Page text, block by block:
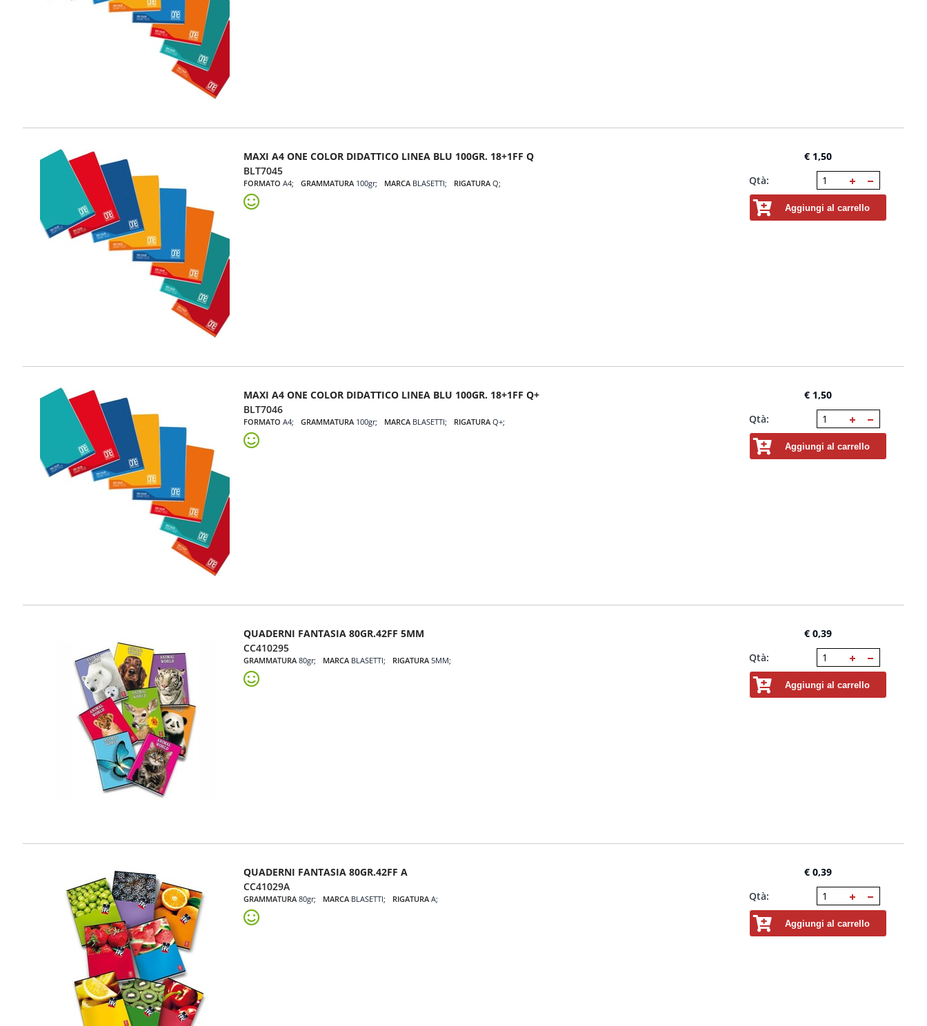
MAXI A4 ONE COLOR DIDATTICO LINEA BLU 100GR. 18+1FF Q
BLT7045
FORMATO A4 GRAMMATURA 100gr MARCA BLASETTI RIGATURA Q
€ 1,50
Qtà:
Aggiungi al carrello
MAXI A4 ONE COLOR DIDATTICO LINEA BLU 100GR. 18+1FF Q+
BLT7046
FORMATO A4 GRAMMATURA 100gr MARCA BLASETTI RIGATURA Q+
€ 1,50
Qtà:
Aggiungi al carrello
QUADERNI FANTASIA 80GR.42FF 5MM
CC410295
GRAMMATURA 80gr MARCA BLASETTI RIGATURA 5MM
€ 0,39
Qtà:
Aggiungi al carrello
QUADERNI FANTASIA 80GR.42FF A
CC41029A
GRAMMATURA 80gr MARCA BLASETTI RIGATURA A
€ 0,39
Qtà:
Aggiungi al carrello